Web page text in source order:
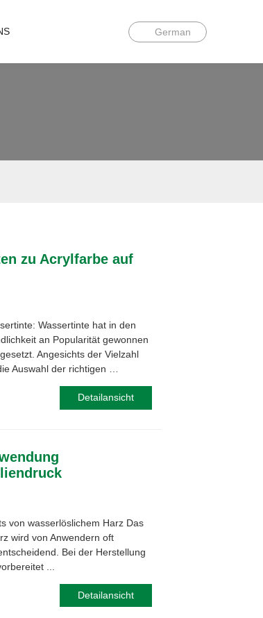
German
zu Acrylfarbe auf
Wassertinte hat in den
an Popularität gewonnen
Angesichts der Vielzahl
Auswahl der richtigen …
Detailansicht
von wasserlöslichem Harz Das
wird von Anwendern oft
Bei der Herstellung
...
Detailansicht